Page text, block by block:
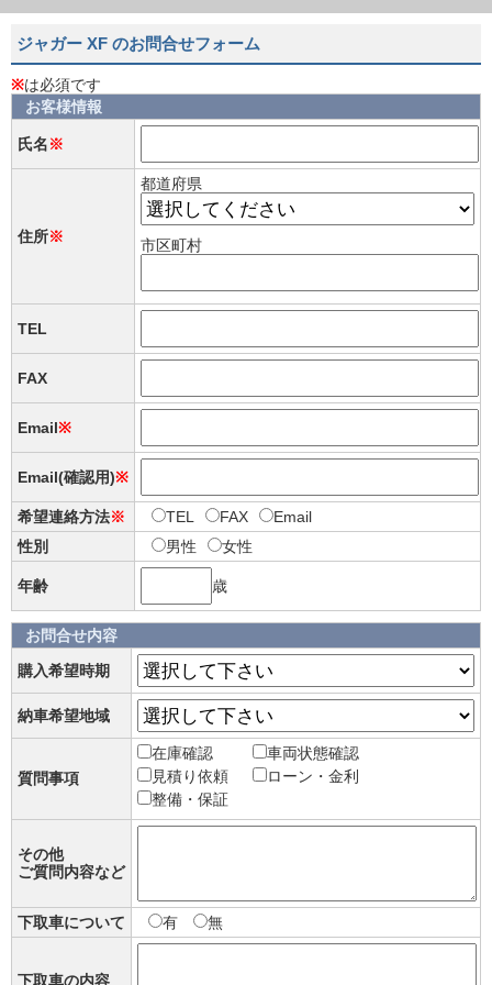
ジャガー XF のお問合せフォーム
※は必須です
お客様情報
氏名※
住所※
都道府県
市区町村
TEL
FAX
Email※
Email(確認用)※
希望連絡方法※ TEL FAX
Email
性別
男性 女性
年齢 歳
お問合せ内容
購入希望時期
納車希望地域
質問事項
在庫確認
車両状態確認
見積り依頼
ローン・金利
整備・保証
その他
ご質問内容など
下取車について 有 無
下取車の内容